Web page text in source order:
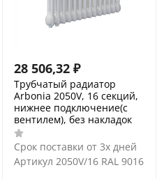
28 506,32 ₽
Трубчатый радиатор
Arbonia 2050V, 16 секций,
нижнее подключение(с
вентилем), без накладок
Срок поставки от 3х дней
Артикул 2050V/16 RAL 9016